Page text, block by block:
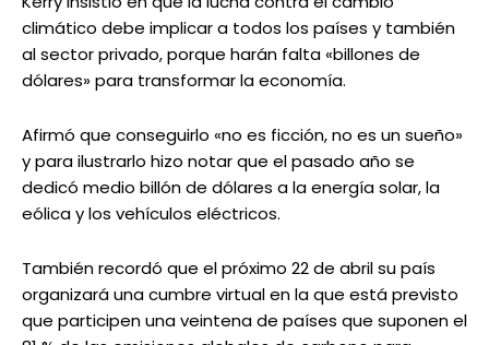
climático debe implicar a todos los países y también
al sector privado, porque harán falta «billones de
dólares» para transformar la economía.
Afirmó que conseguirlo «no es ficción, no es un sueño»
y para ilustrarlo hizo notar que el pasado año se
dedicó medio billón de dólares a la energía solar, la
eólica y los vehículos eléctricos.
También recordó que el próximo 22 de abril su país
organizará una cumbre virtual en la que está previsto
que participen una veintena de países que suponen el